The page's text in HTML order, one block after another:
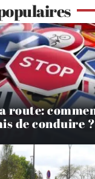
route:
de conduire ?